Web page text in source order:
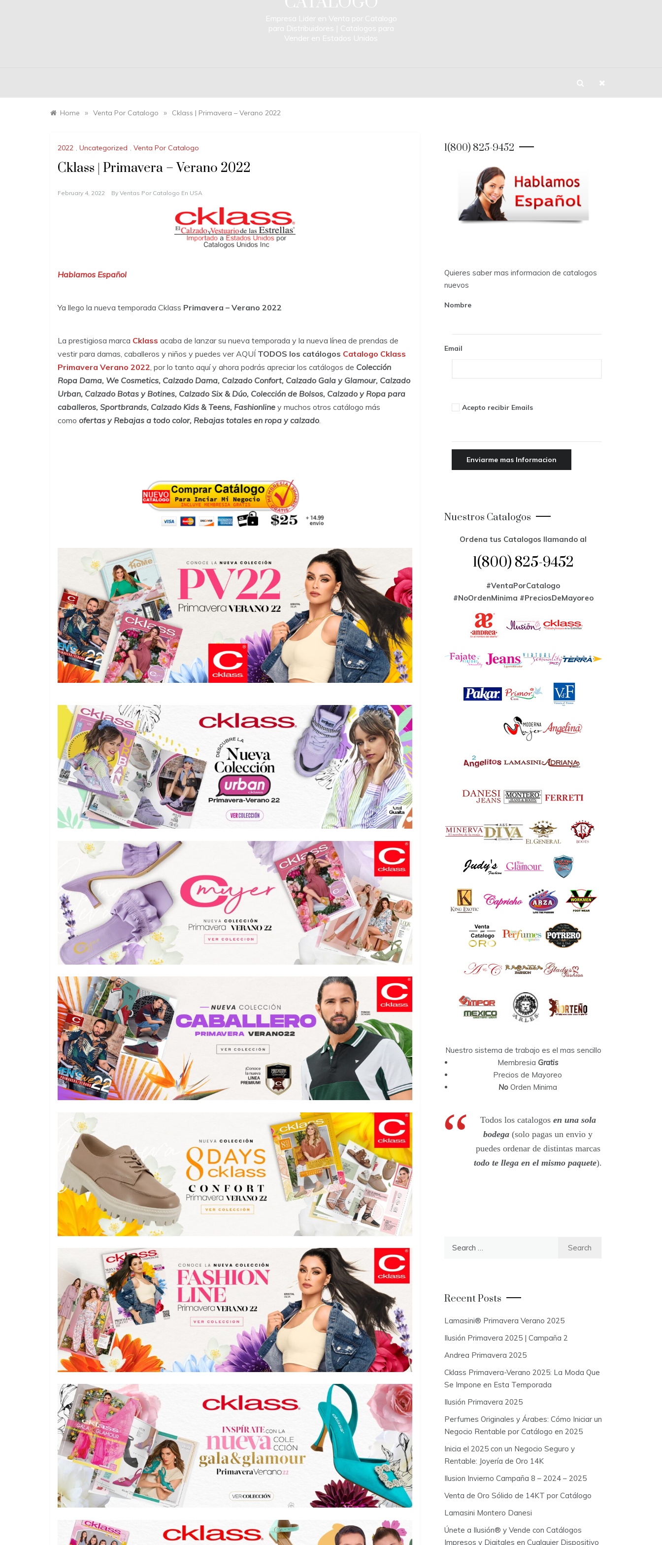
Empresa Lider en Venta por Catalogo
para Distribuidores | Catalogos para
Vender en Estados Unidos
Home » Venta Por Catalogo » Cklass | Primavera – Verano 2022
2022 , Uncategorized , Venta Por Catalogo
Cklass | Primavera – Verano 2022
February 4, 2022 By Ventas Por Catalogo En USA
Hablamos Español
Ya llego la nueva temporada Cklass Primavera – Verano 2022
La prestigiosa marca Cklass acaba de lanzar su nueva temporada y la nueva línea de prendas de
vestir para damas, caballeros y niños y puedes ver AQUÍ TODOS los catálogos Catalogo Cklass
Primavera Verano 2022, por lo tanto aquí y ahora podrás apreciar los catálogos de Colección
Ropa Dama, We Cosmetics, Calzado Dama, Calzado Confort, Calzado Gala y Glamour, Calzado
Urban, Calzado Botas y Botines, Calzado Six & Dúo, Colección de Bolsos, Calzado y Ropa para
caballeros, Sportbrands, Calzado Kids & Teens, Fashionline y muchos otros catálogo más
como ofertas y Rebajas a todo color, Rebajas totales en ropa y calzado.
1(800) 825-9452
Quieres saber mas informacion de catalogos
nuevos
Nombre
Email
Acepto recibir Emails
Nuestros Catalogos
Ordena tus Catalogos llamando al
1(800) 825-9452
#VentaPorCatalogo
#NoOrdenMinima #PreciosDeMayoreo
Nuestro sistema de trabajo es el mas sencillo
Membresia Gratis
Precios de Mayoreo
NoOrden Minima
Todos los catalogos en una sola
bodega (solo pagas un envio y
puedes ordenar de distintas marcas
todo te llega en el mismo paquete).
h
f
r
Recent Posts
Lamasini® Primavera Verano 2025
Ilusión Primavera 2025 | Campaña 2
Andrea Primavera 2025
Cklass Primavera-Verano 2025: La Moda Que
Se Impone en Esta Temporada
Ilusión Primavera 2025
Perfumes Originales y Árabes: Cómo Iniciar un
Negocio Rentable por Catálogo en 2025
Inicia el 2025 con un Negocio Seguro y
Rentable: Joyería de Oro 14K
Ilusion Invierno Campaña 8 – 2024 – 2025
Venta de Oro Sólido de 14KT por Catálogo
Lamasini Montero Danesi
Únete a Ilusión® y Vende con Catálogos
Impresos y Digitales en Cualquier Dispositivo